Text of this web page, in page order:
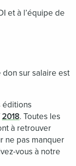
et à l’équipe de
don sur salaire est
éditions
2018. Toutes les
à retrouver
ne pas manquer
vous à notre